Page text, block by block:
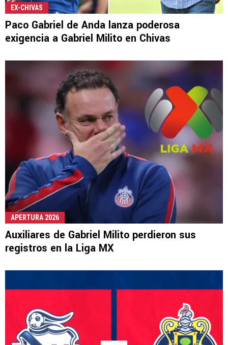
EX-CHIVAS
Paco Gabriel de Anda lanza poderosa
exigencia a Gabriel Milito en Chivas
APERTURA 2026
Auxiliares de Gabriel Milito perdieron sus
registros en la Liga MX